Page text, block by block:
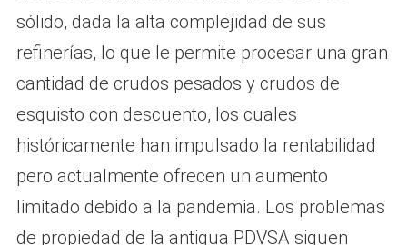
sólido, dada la alta complejidad de sus
refinerías, lo que le permite procesar una gran
cantidad de crudos pesados ​​y crudos de
esquisto con descuento, los cuales
históricamente han impulsado la rentabilidad
pero actualmente ofrecen un aumento
limitado debido a la pandemia. Los problemas
de propiedad de la antigua PDVSA siguen